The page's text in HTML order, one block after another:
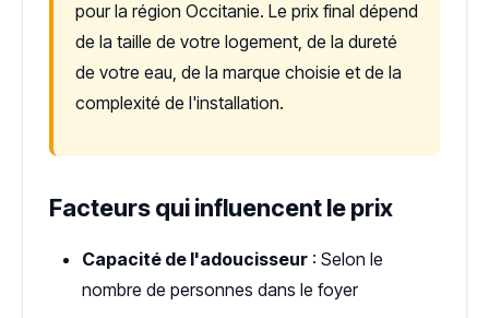
pour la région Occitanie. Le prix final dépend
de la taille de votre logement, de la dureté
de votre eau, de la marque choisie et de la
complexité de l'installation.
Facteurs qui influencent le prix
Capacité de l'adoucisseur : Selon le
nombre de personnes dans le foyer